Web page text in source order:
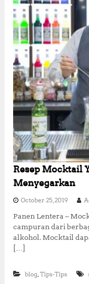
Resep Mocktail
Menyegarkan
October 25, 2019
Panen Lentera –
campuran dari
alkohol. Mocktail
blog ,Tips-Tips